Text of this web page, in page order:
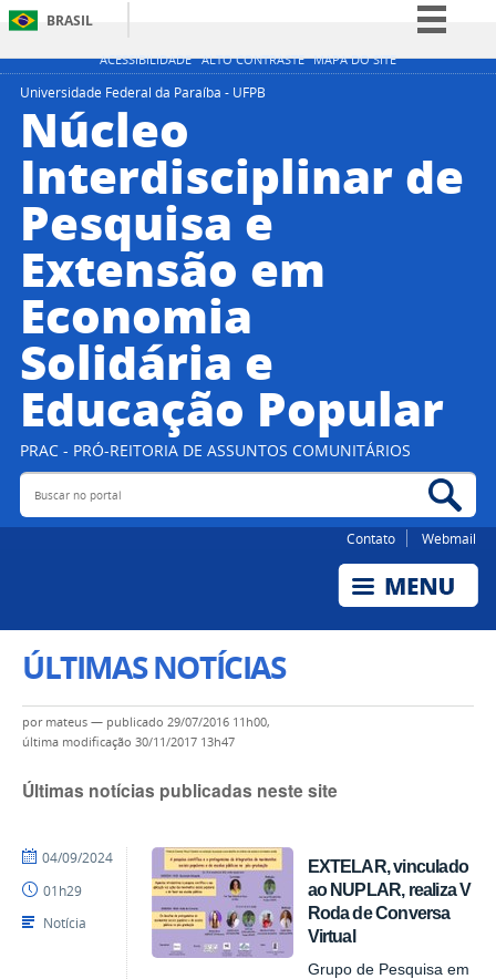
ACESSIBILIDADE ALTO CONTRASTE MAPA DO SITE
BRASIL
Simplifique!
Acesso à informação
Legislação
Universidade Federal da Paraíba - UFPB
Núcleo
Interdisciplinar de
Pesquisa e
Extensão em
Economia
Solidária e
Educação Popular
PRAC - PRÓ-REITORIA DE ASSUNTOS COMUNITÁRIOS
Buscar no portal
Contato Webmail
ÚLTIMAS NOTÍCIAS
por mateus — publicado 29/07/2016 11h00,
última modificação 30/11/2017 13h47
Últimas notícias publicadas neste site
EXTELAR, vinculado
ao NUPLAR, realiza V
Roda de Conversa
Virtual
Grupo de Pesquisa em
por
publicado
04/09/2024
01h29
Notícia